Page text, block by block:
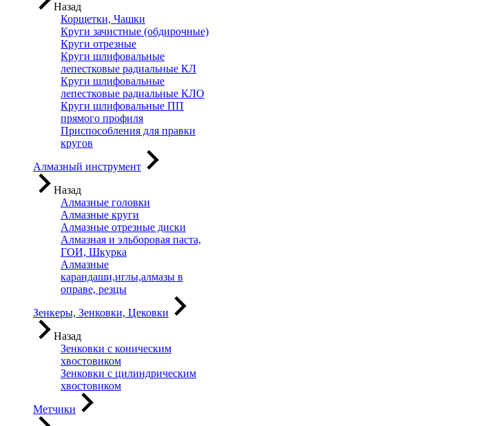
Назад
Корщетки, Чашки
Круги зачистные (обдирочные)
Круги отрезные
Круги шлифовальные
лепестковые радиальные КЛ
Круги шлифовальные
лепестковые радиальные КЛО
Круги шлифовальные ПП
прямого профиля
Приспособления для правки
кругов
Алмазный инструмент
Назад
Алмазные головки
Алмазные круги
Алмазные отрезные диски
Алмазная и эльборовая паста,
ГОИ, Шкурка
Алмазные
карандаши,иглы,алмазы в
оправе, резцы
Зенкеры, Зенковки, Цековки
Назад
Зенковки с коническим
хвостовиком
Зенковки с цилиндрическим
хвостовиком
Метчики